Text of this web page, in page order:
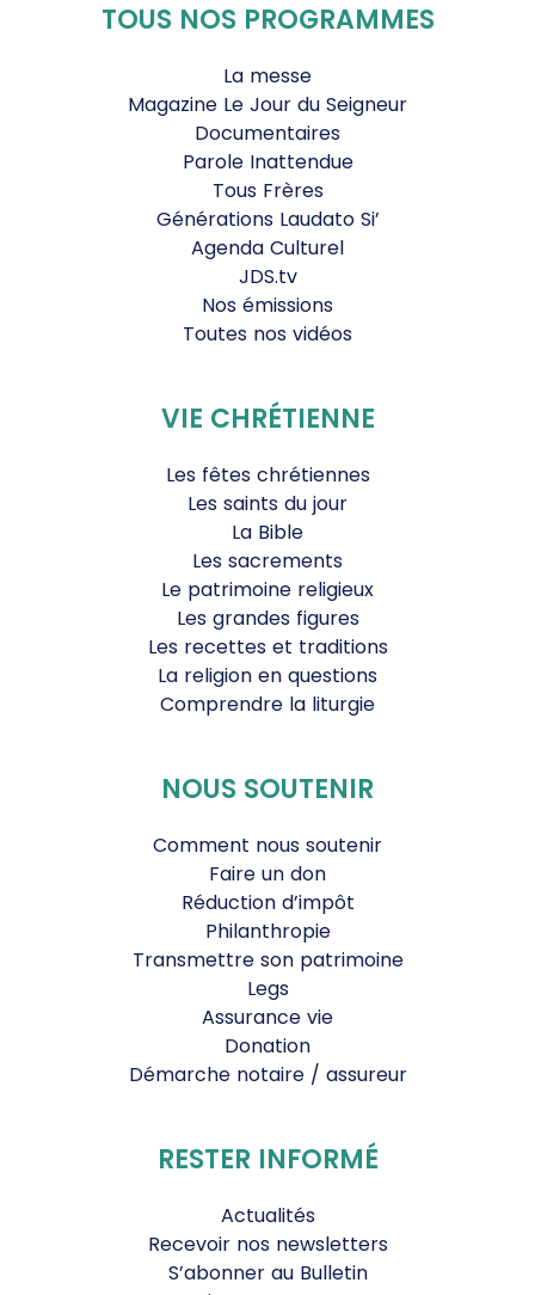
TOUS NOS PROGRAMMES
La messe
Magazine Le Jour du Seigneur
Documentaires
Parole Inattendue
Tous Frères
Générations Laudato Si’
Agenda Culturel
JDS.tv
Nos émissions
Toutes nos vidéos
VIE CHRÉTIENNE
Les fêtes chrétiennes
Les saints du jour
La Bible
Les sacrements
Le patrimoine religieux
Les grandes figures
Les recettes et traditions
La religion en questions
Comprendre la liturgie
NOUS SOUTENIR
Comment nous soutenir
Faire un don
Réduction d’impôt
Philanthropie
Transmettre son patrimoine
Legs
Assurance vie
Donation
Démarche notaire / assureur
RESTER INFORMÉ
Actualités
Recevoir nos newsletters
S’abonner au Bulletin